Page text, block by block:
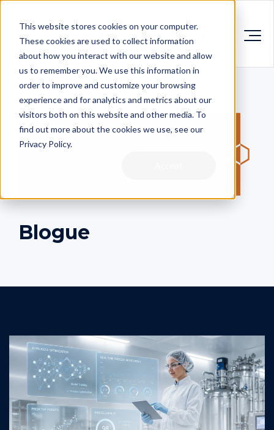
This website stores cookies on your computer.
These cookies are used to collect information
about how you interact with our website and allow
us to remember you. We use this information in
order to improve and customize your browsing
experience and for analytics and metrics about our
visitors both on this website and other media. To
find out more about the cookies we use, see our
Privacy Policy.
Blogue